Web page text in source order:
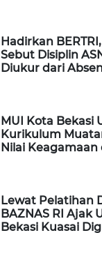
Hadirkan
Sebut Disiplin
Diukur dari
MUI Kota Bekasi
Kurikulum
Nilai Keagamaan
Lewat Pelatihan
BAZNAS RI Ajak
Bekasi Kuasai